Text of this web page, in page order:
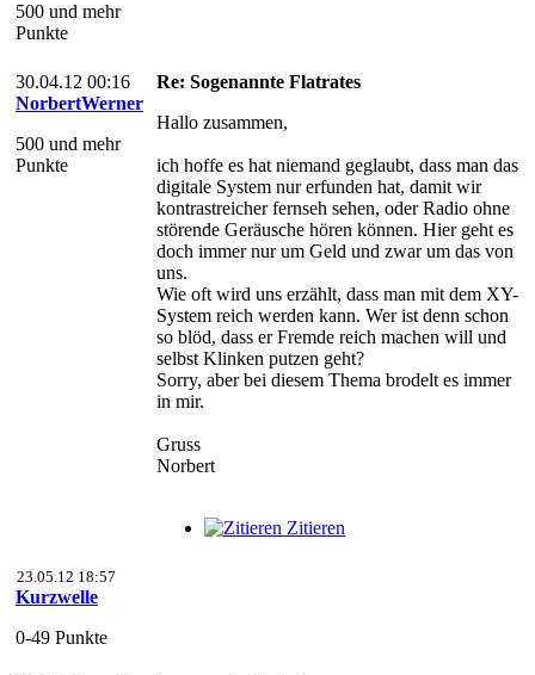
500 und mehr
Punkte
30.04.12 00:16
NorbertWerner
500 und mehr
Punkte
Re: Sogenannte Flatrates
Hallo zusammen,
ich hoffe es hat niemand geglaubt, dass man das
digitale System nur erfunden hat, damit wir
kontrastreicher fernseh sehen, oder Radio ohne
störende Geräusche hören können. Hier geht es
doch immer nur um Geld und zwar um das von
uns.
Wie oft wird uns erzählt, dass man mit dem XY-
System reich werden kann. Wer ist denn schon
so blöd, dass er Fremde reich machen will und
selbst Klinken putzen geht?
Sorry, aber bei diesem Thema brodelt es immer
in mir.
Gruss
Norbert
Zitieren
23.05.12 18:57
Kurzwelle
0-49 Punkte